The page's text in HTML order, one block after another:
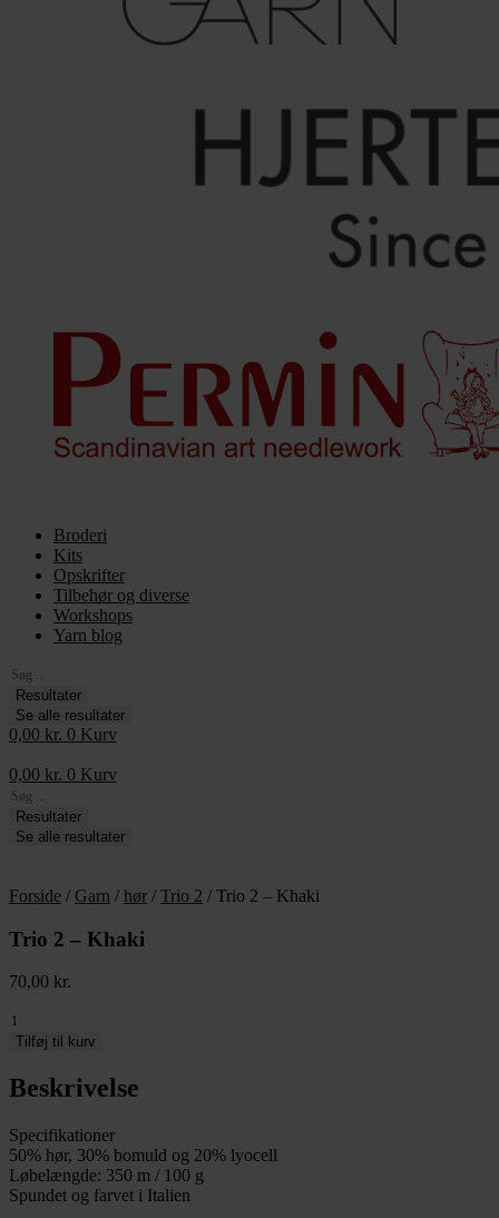
Broderi
Kits
Opskrifter
Tilbehør og diverse
Workshops
Yarn blog
Search
...Resultater
Se alle resultater
0,00 kr. 0 Kurv
0,00 kr. 0 Kurv
Search
...Resultater
Se alle resultater
Forside / Garn / hør / Trio 2 / Trio 2 – Khaki
Trio 2 – Khaki
70,00 kr.
Trio
2
Khaki
antal
Tilføj til kurv
Beskrivelse
Specifikationer
50% hør, 30% bomuld og 20% lyocell
Løbelængde: 350 m / 100 g
Spundet og farvet i Italien